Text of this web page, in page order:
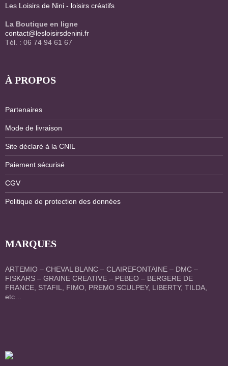
Les Loisirs de Nini - loisirs créatifs
La Boutique en ligne
contact@lesloisirsdenini.fr
Tél. : 06 74 94 61 67
À PROPOS
Partenaires
Mode de livraison
Site déclaré à la CNIL
Paiement sécurisé
CGV
Politique de protection des données
MARQUES
ARTEMIO – CHEVAL BLANC – CLAIREFONTAINE – DMC –
FISKARS – GRAINE CREATIVE – PEBEO – BERGERE DE
FRANCE, STAFIL, FIMO, PREMO SCULPEY, LIBERTY, TILDA,
etc…